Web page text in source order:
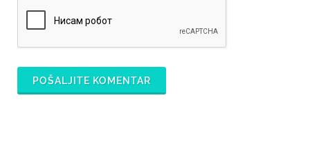
POŠALJITE KOMENTAR